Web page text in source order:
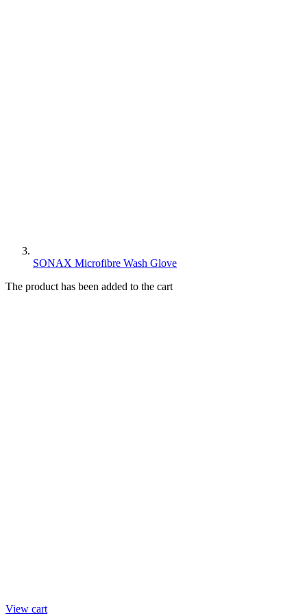
SONAX Microfibre Wash Glove
The product has been added to the cart
View cart